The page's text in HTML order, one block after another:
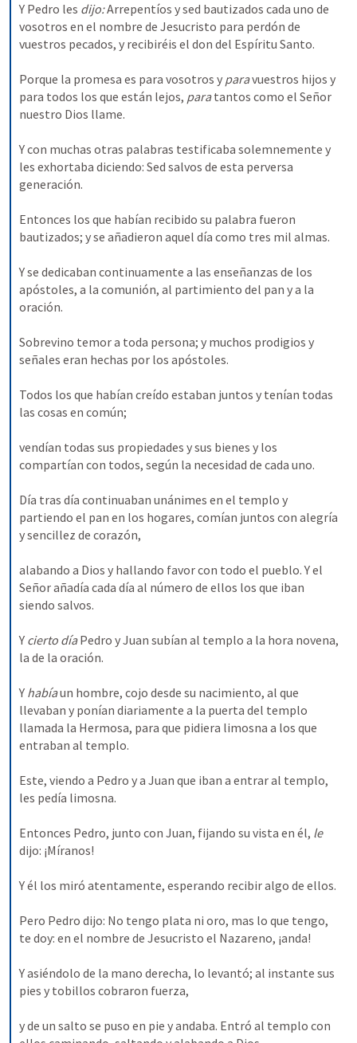
Y Pedro les dijo: Arrepentíos y sed bautizados cada uno de
vosotros en el nombre de Jesucristo para perdón de
vuestros pecados, y recibiréis el don del Espíritu Santo.
Porque la promesa es para vosotros y para vuestros hijos y
para todos los que están lejos, para tantos como el Señor
nuestro Dios llame.
Y con muchas otras palabras testificaba solemnemente y
les exhortaba diciendo: Sed salvos de esta perversa
generación.
Entonces los que habían recibido su palabra fueron
bautizados; y se añadieron aquel día como tres mil almas.
Y se dedicaban continuamente a las enseñanzas de los
apóstoles, a la comunión, al partimiento del pan y a la
oración.
Sobrevino temor a toda persona; y muchos prodigios y
señales eran hechas por los apóstoles.
Todos los que habían creído estaban juntos y tenían todas
las cosas en común;
vendían todas sus propiedades y sus bienes y los
compartían con todos, según la necesidad de cada uno.
Día tras día continuaban unánimes en el templo y
partiendo el pan en los hogares, comían juntos con alegría
y sencillez de corazón,
alabando a Dios y hallando favor con todo el pueblo. Y el
Señor añadía cada día al número de ellos los que iban
siendo salvos.
Y cierto día Pedro y Juan subían al templo a la hora novena,
la de la oración.
Y había un hombre, cojo desde su nacimiento, al que
llevaban y ponían diariamente a la puerta del templo
llamada la Hermosa, para que pidiera limosna a los que
entraban al templo.
Este, viendo a Pedro y a Juan que iban a entrar al templo,
les pedía limosna.
Entonces Pedro, junto con Juan, fijando su vista en él,
le
dijo: ¡Míranos!
Y él los miró atentamente, esperando recibir algo de ellos.
Pero Pedro dijo: No tengo plata ni oro, mas lo que tengo,
te doy: en el nombre de Jesucristo el Nazareno, ¡anda!
Y asiéndolo de la mano derecha, lo levantó; al instante sus
pies y tobillos cobraron fuerza,
y de un salto se puso en pie y andaba. Entró al templo con